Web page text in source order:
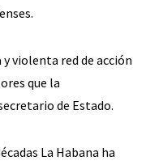
violenta red de acción
que la
de Estado.
La Habana ha